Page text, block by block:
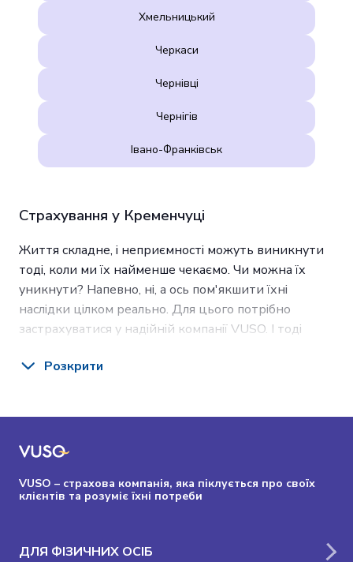
Хмельницький
Черкаси
Чернівці
Чернігів
Івано-Франківськ
Страхування у Кременчуці
Життя складне, і неприємності можуть виникнути
тоді, коли ми їх найменше чекаємо. Чи можна їх
уникнути? Напевно, ні, а ось пом'якшити їхні
наслідки цілком реально. Для цього потрібно
застрахуватися у надійній компанії VUSO. І тоді
лікуванням, ремонтом автомобіля, житла тощо.
Страхова компанія VUSO надає низку послуг зі
ОСЦПВ. Найбільш популярний вид
Розкрити
VUSO – страхова компанія, яка піклується про своїх
клієнтів та розуміє їхні потреби
ДЛЯ ФІЗИЧНИХ ОСІБ